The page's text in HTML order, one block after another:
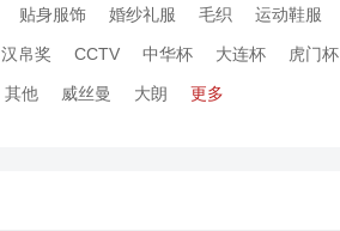
贴身服饰 婚纱礼服 毛织 运动鞋服
汉帛奖 CCTV 中华杯 大连杯 虎门杯
其他 威丝曼 大朗 更多